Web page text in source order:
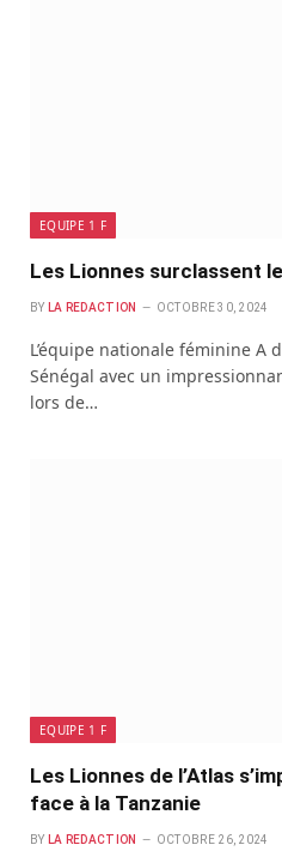
EQUIPE 1 F
Les Lionnes surclassent
BY LA REDACTION OCTOBRE 30, 2024
L’équipe nationale féminine A
Sénégal avec un
lors de…
EQUIPE 1 F
Les Lionnes de l’Atlas
face à la Tanzanie
BY LA REDACTION OCTOBRE 26, 2024